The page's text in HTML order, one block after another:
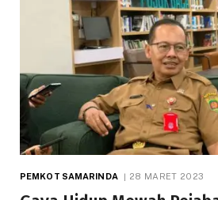
PEMKOT SAMARINDA 28 MARET 2023